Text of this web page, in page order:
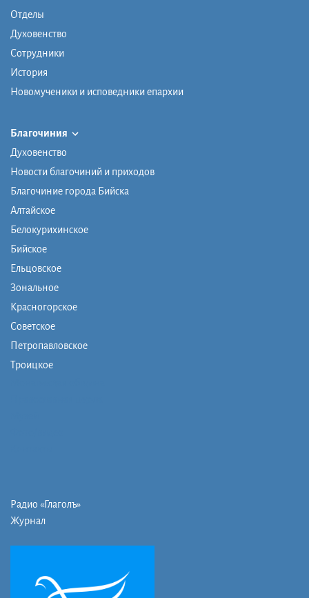
Отделы
Духовенство
Сотрудники
История
Новомученики и исповедники епархии
Благочиния
Духовенство
Новости благочиний и приходов
Благочиние города Бийска
Алтайское
Белокурихинское
Бийское
Ельцовское
Зональное
Красногорское
Советское
Петропавловское
Троицкое
Радио «Глаголъ»
Журнал